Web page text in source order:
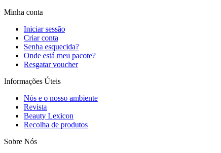
Minha conta
Iniciar sessão
Criar conta
Senha esquecida?
Onde está meu pacote?
Resgatar voucher
Informações Úteis
Nós e o nosso ambiente
Revista
Beauty Lexicon
Recolha de produtos
Sobre Nós